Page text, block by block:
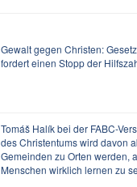
Gewalt gegen Christen:
fordert einen Stopp der
Tomáš Halík bei der FABC-
des Christentums wird davon
Gemeinden zu Orten werden,
Menschen wirklich lernen zu